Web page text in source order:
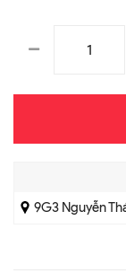
9G3 Nguyễn